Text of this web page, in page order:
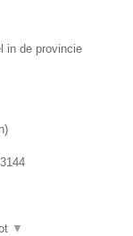
in de provincie
)
▼